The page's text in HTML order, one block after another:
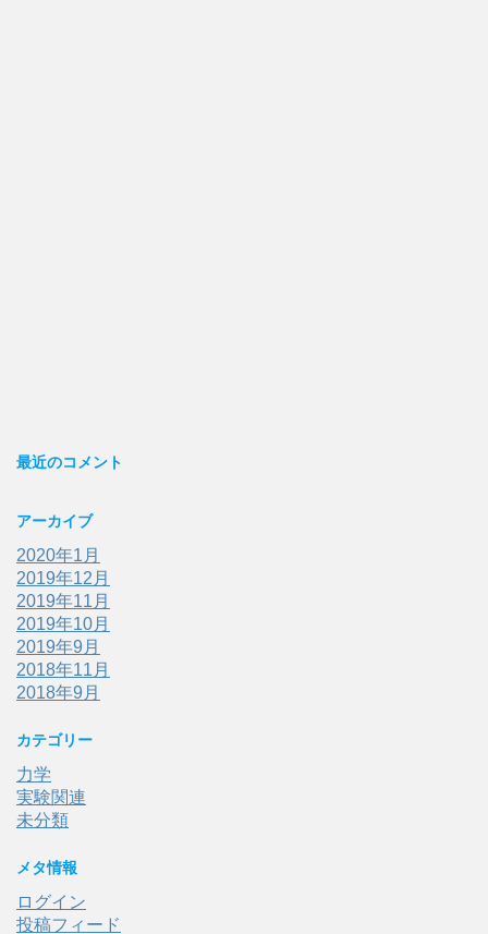
最近のコメント
アーカイブ
2020年1月
2019年12月
2019年11月
2019年10月
2019年9月
2018年11月
2018年9月
カテゴリー
力学
実験関連
未分類
メタ情報
ログイン
投稿フィード